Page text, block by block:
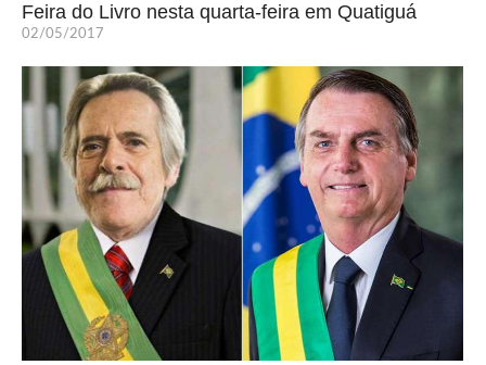
Feira do Livro nesta quarta-feira em Quatiguá
02/05/2017